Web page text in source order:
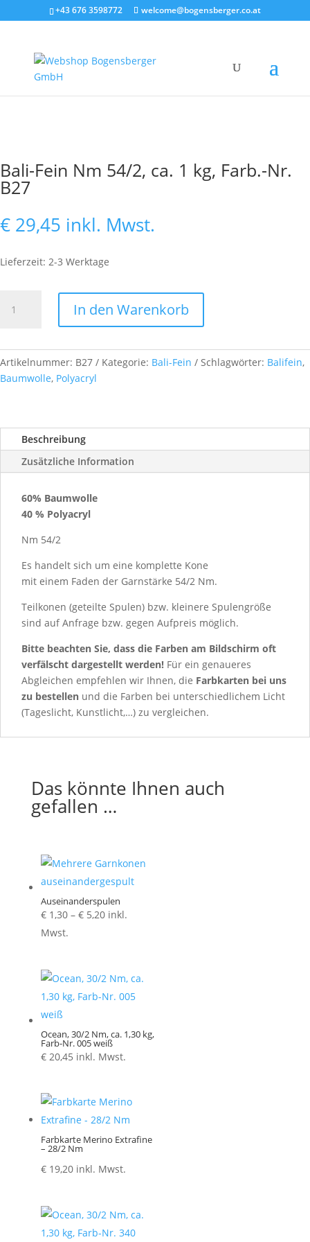
+43 676 3598772 welcome@bogensberger.co.at
Bali-Fein Nm 54/2, ca. 1 kg, Farb.-Nr.
B27
€ 29,45 inkl. Mwst.
Lieferzeit: 2-3 Werktage
Fein
ca.
1
Nr.
Menge
In den Warenkorb
Artikelnummer: B27 Kategorie: Bali-Fein Schlagwörter: Balifein,
Baumwolle, Polyacryl
Beschreibung
Zusätzliche Information
60% Baumwolle
40 % Polyacryl
Nm 54/2
Es handelt sich um eine komplette Kone
mit einem Faden der Garnstärke 54/2 Nm.
Teilkonen (geteilte Spulen) bzw. kleinere Spulengröße
sind auf Anfrage bzw. gegen Aufpreis möglich.
Bitte beachten Sie, dass die Farben am Bildschirm oft
verfälscht dargestellt werden! Für ein genaueres
Abgleichen empfehlen wir Ihnen, die Farbkarten bei uns
zu bestellen und die Farben bei unterschiedlichem Licht
(Tageslicht, Kunstlicht,…) zu vergleichen.
Das könnte Ihnen auch
gefallen …
Auseinanderspulen
€1,30 – €5,20Preisspanne:
inkl.
Mwst.
Ocean, 30/2 Nm, ca. 1,30 kg,
Farb-Nr. 005 weiß
€20,45 inkl. Mwst.
Farbkarte Merino Extrafine
– 28/2 Nm
€19,20 inkl. Mwst.